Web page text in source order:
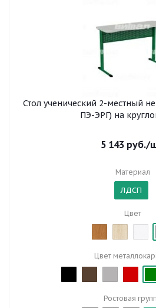
Стол ученический 2-местный
ПЭ-ЭРГ) на
5 143 руб./
Материал
ЛДСП
Цвет
Цвет
Ростовая